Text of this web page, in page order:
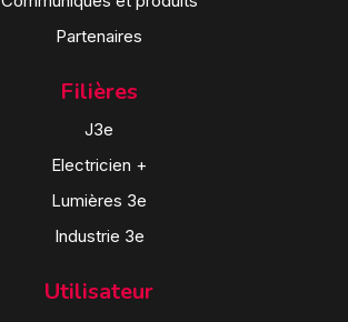
Partenaires
Filières
J3e
Electricien +
Lumières 3e
Industrie 3e
Utilisateur